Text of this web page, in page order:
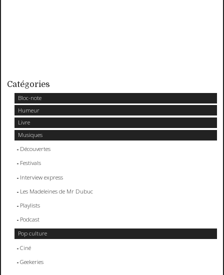
Catégories
Bloc-note
Humeur
Livre
Musiques
Découvertes
Festivals
Interview express
Les Madeleines de Mr Dubuc
Playlists
Podcast
Pop culture
Ciné
Geekeries